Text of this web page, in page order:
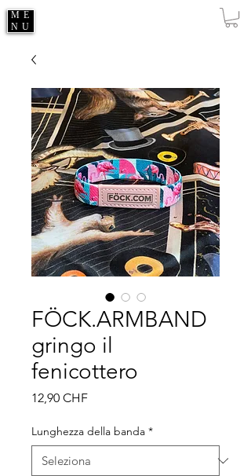
ME
NU
FÖCK.ARMBAND
gringo il
fenicottero
12,90 CHFPrezzo
Lunghezza della banda *